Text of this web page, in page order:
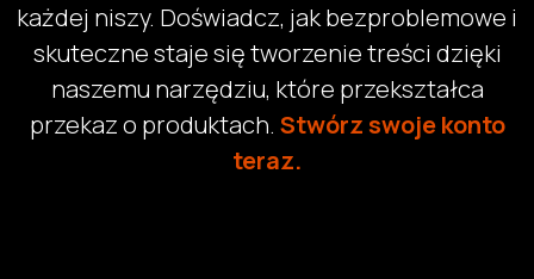
każdej niszy. Doświadcz, jak bezproblemowe i
skuteczne staje się tworzenie treści dzięki
naszemu narzędziu, które przekształca
przekaz o produktach. Stwórz swoje konto
teraz.